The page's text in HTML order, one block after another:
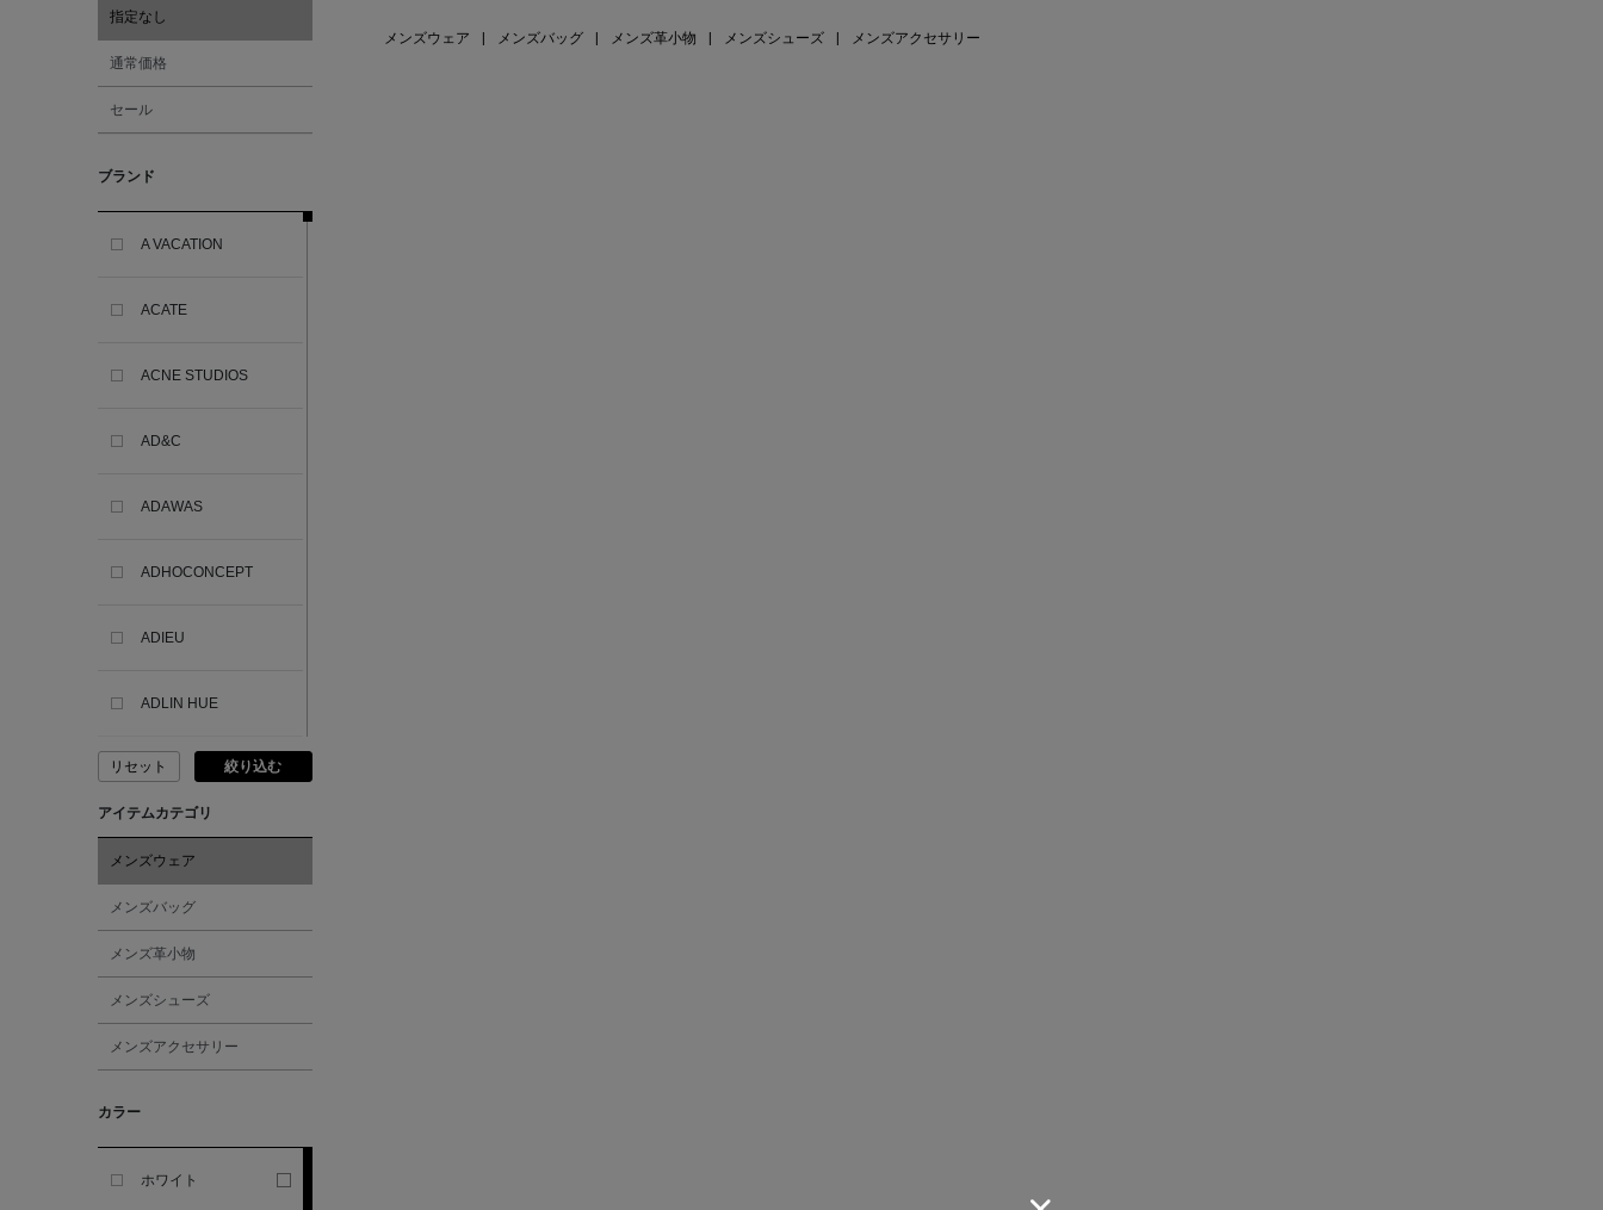
指定なし
通常価格
セール
ブランド
A VACATION
ACATE
ACNE STUDIOS
AD&C
ADAWAS
ADHOCONCEPT
ADIEU
ADLIN HUE
ADVISORY BOARD
AESOP
ALBERT THURSTON
リセット 絞り込む
アイテムカテゴリ
メンズウェア
メンズバッグ
メンズ革小物
メンズシューズ
メンズアクセサリー
カラー
ホワイト
メンズウェア メンズバッグ メンズ革小物 メンズシューズ メンズアクセサリー